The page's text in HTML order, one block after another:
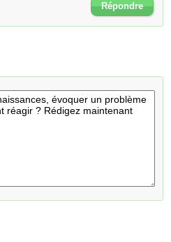
Répondre